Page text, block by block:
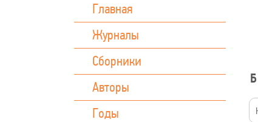
Главная
Журналы
Сборники
Авторы
Годы
Б